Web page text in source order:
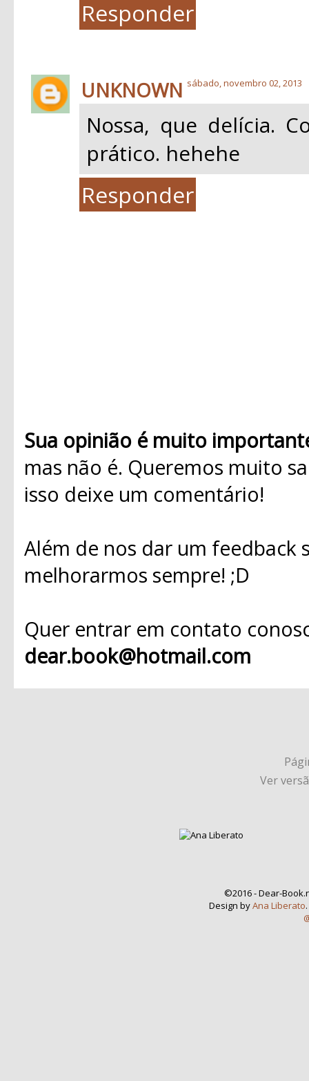
Responder
UNKNOWN sábado, novembro 02, 2013
Nossa, que delícia.
prático. hehehe
Responder
Sua opinião é muito
mas não é. Queremos muito
isso deixe um comentário!
Além de nos dar um
melhorarmos sempre! ;D
Quer entrar em contato
dear.book@hotmail.com
Ver
©2016 - Dear-
Design byAna Liberato